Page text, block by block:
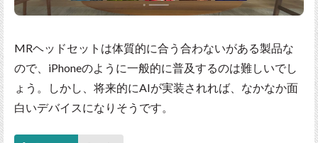
MRヘッドセットは体質的に合う合わないがある製品な
ので、iPhoneのように一般的に普及するのは難しいでし
ょう。しかし、将来的にAIが実装されれば、なかなか面
白いデバイスになりそうです。